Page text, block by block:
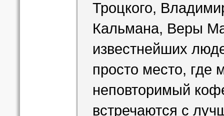
Троцкого,
Кальмана, Веры
известнейших
просто место, где
неповторимый